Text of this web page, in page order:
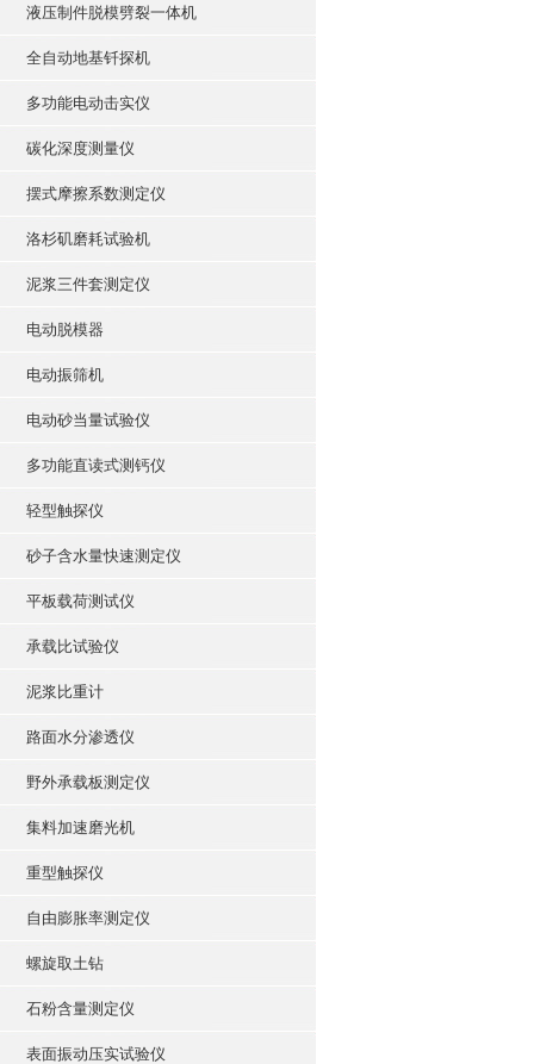
液压制件脱模劈裂一体机
全自动地基钎探机
多功能电动击实仪
碳化深度测量仪
摆式摩擦系数测定仪
洛杉矶磨耗试验机
泥浆三件套测定仪
电动脱模器
电动振筛机
电动砂当量试验仪
多功能直读式测钙仪
轻型触探仪
砂子含水量快速测定仪
平板载荷测试仪
承载比试验仪
泥浆比重计
路面水分渗透仪
野外承载板测定仪
集料加速磨光机
重型触探仪
自由膨胀率测定仪
螺旋取土钻
石粉含量测定仪
表面振动压实试验仪